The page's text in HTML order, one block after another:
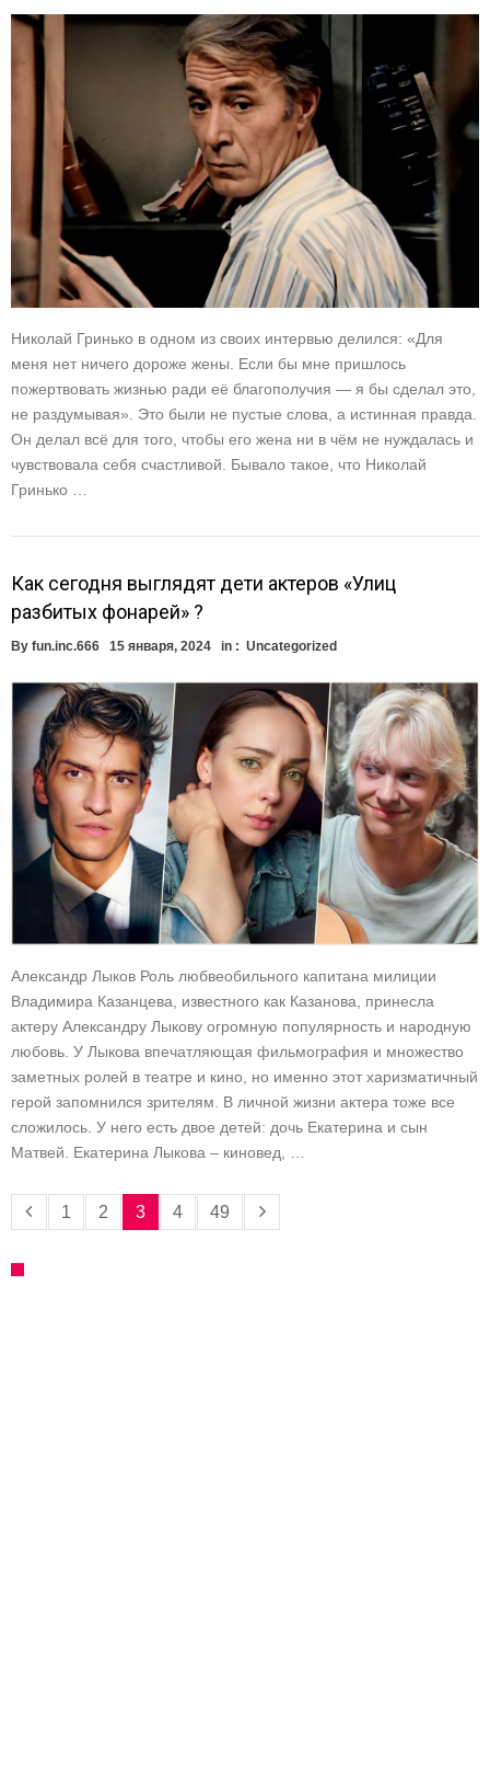
Николай Гринько в одном из своих интервью делился: «Для
меня нет ничего дороже жены. Если бы мне пришлось
пожертвовать жизнью ради её благополучия — я бы сделал это,
не раздумывая». Это были не пустые слова, а истинная правда.
Он делал всё для того, чтобы его жена ни в чём не нуждалась и
чувствовала себя счастливой. Бывало такое, что Николай
Гринько …
Как сегодня выглядят дети актеров «Улиц
разбитых фонарей» ?
By fun.inc.666 15 января, 2024 in : Uncategorized
Александр Лыков Роль любвеобильного капитана милиции
Владимира Казанцева, известного как Казанова, принесла
актеру Александру Лыкову огромную популярность и народную
любовь. У Лыкова впечатляющая фильмография и множество
заметных ролей в театре и кино, но именно этот харизматичный
герой запомнился зрителям. В личной жизни актера тоже все
сложилось. У него есть двое детей: дочь Екатерина и сын
Матвей. Екатерина Лыкова – киновед, …
1 2 3 4 49